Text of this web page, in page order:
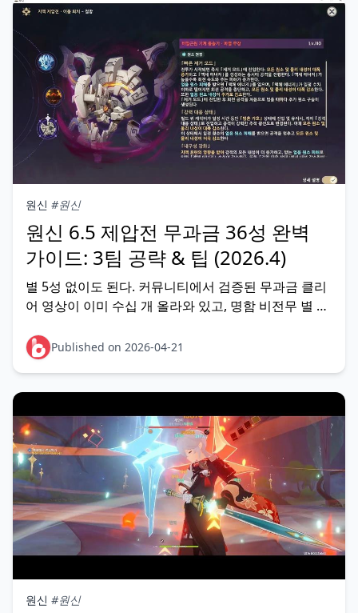
원신 #원신
원신 6.5 제압전 무과금 36성 완벽
가이드: 3팀 공략 & 팁 (2026.4)
별 5성 없이도 된다. 커뮤니티에서 검증된 무과금 클리
어 영상이 이미 수십 개 올라와 있고, 명함 비전무 별 4
지뿐이다 — 올바른 3팀 배분과 6.5 전용 버프 선택 우
선순위. 이 두 가지만 잡으면 36성은 충분히
Published on 2026-04-21
원신 #원신